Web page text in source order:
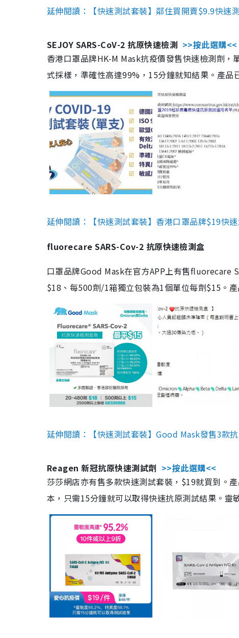
延伸閱讀：【快速測試套裝】鄰住買開賣$9.9快速
SEJOY SARS-CoV-2 抗原快速檢測 >>按此選購<<
香港口罩品牌HK-M Mask抗疫價發售快速檢測劑
式採樣，準確性高達99%，15分鐘就知結果。產品
延伸閱讀：【快速測試套裝】香港口罩品牌$19快
fluorecare SARS-Cov-2 抗原快速檢測盒
口罩品牌Good Mask在官方APP上有售fluorecare
$18、每500劑/1箱獨立包裝為1個單位每劑$15。
延伸閱讀：【快速測試套裝】Good Mask發售3款
Reagen 新冠抗原快速測試劑 >>按此選購<<
莎莎網店亦有售多款快速測試套裝，$19就買到。
本，只需15分鐘就可以取得快速抗原測試結果。靈